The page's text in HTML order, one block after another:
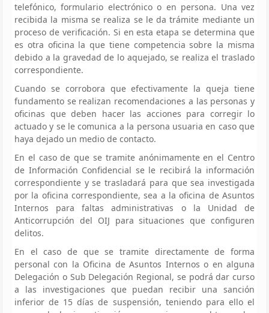
telefónico, formulario electrónico o en persona. Una vez
recibida la misma se realiza se le da trámite mediante un
proceso de verificación. Si en esta etapa se determina que
es otra oficina la que tiene competencia sobre la misma
debido a la gravedad de lo aquejado, se realiza el traslado
correspondiente.
Cuando se corrobora que efectivamente la queja tiene
fundamento se realizan recomendaciones a las personas y
oficinas que deben hacer las acciones para corregir lo
actuado y se le comunica a la persona usuaria en caso que
haya dejado un medio de contacto.
En el caso de que se tramite anónimamente en el Centro
de Información Confidencial se le recibirá la información
correspondiente y se trasladará para que sea investigada
por la oficina correspondiente, sea a la oficina de Asuntos
Internos para faltas administrativas o la Unidad de
Anticorrupción del OIJ para situaciones que configuren
delitos.
En el caso de que se tramite directamente de forma
personal con la Oficina de Asuntos Internos o en alguna
Delegación o Sub Delegación Regional, se podrá dar curso
a las investigaciones que puedan recibir una sanción
inferior de 15 días de suspensión, teniendo para ello el